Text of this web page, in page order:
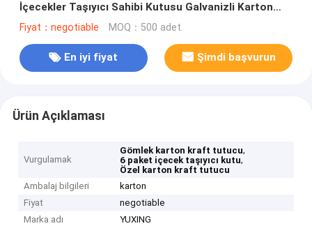
İçecekler Taşıyıcı Sahibi Kutusu Galvanizli Karton
Altı Paket Be
Fiyat：negotiable MOQ：500 adet.
En iyi fiyat Şimdi başvurun
Ürün Açıklaması
Vurgulamak
Gömlek karton kraft tutucu,
6 paket içecek taşıyıcı kutu,
Özel karton kraft tutucu
Ambalaj bilgileri
karton
Fiyat
negotiable
Marka adı
YUXING